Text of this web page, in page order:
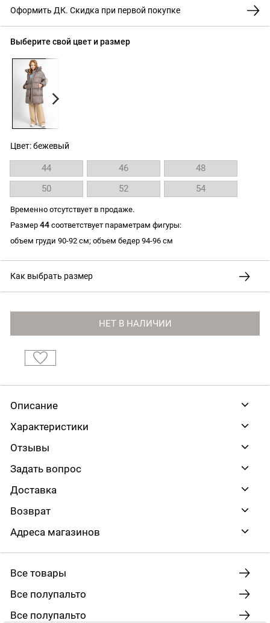
Оформить ДК. Скидка при первой покупке
Выберите свой цвет и размер
Цвет: бежевый
44 46
48
50
52 54
Временно отсутствует в продаже.
Размер 44 соответствует параметрам фигуры:
объем груди 90-92 см; объем бедер 94-96 см
Как выбрать размер
НЕТ В НАЛИЧИИ
Описание
Характеристики
Отзывы
Задать вопрос
Доставка
Возврат
Адреса магазинов
Все товары
Все полупальто
Все полупальто